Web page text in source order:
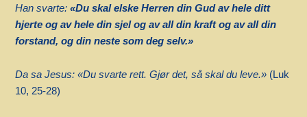
Han svarte:«Du skal elske Herren din Gud av hele ditt
hjerte og av hele din sjel og av all din kraft og av all din
forstand, og din neste som deg selv.»
Da sa Jesus: «Du svarte rett. Gjør det, så skal du leve.» (Luk
10, 25-28)